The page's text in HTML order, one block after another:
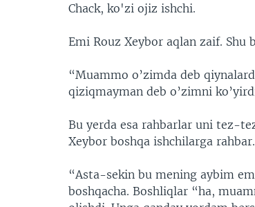
Chack, ko'zi ojiz ishchi.
Emi Rouz Xeybor aqlan zaif. Shu
“Muammo o’zimda deb
qiziqmayman deb o’zimni
Bu yerda esa rahbarlar uni tez-
Xeybor boshqa ishchilarga rahbar.
“Asta-sekin bu mening aybim
boshqacha. Boshliqlar “ha,